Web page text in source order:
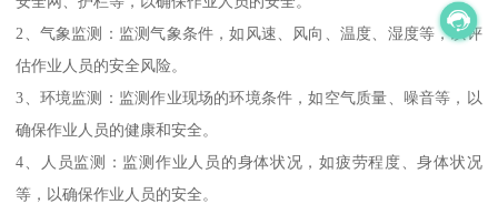
2、气象监测：监测气象条件，如风速、风向、温度、湿度等，以评
估作业人员的安全风险。
3、环境监测：监测作业现场的环境条件，如空气质量、噪音等，以
确保作业人员的健康和安全。
4、人员监测：监测作业人员的身体状况，如疲劳程度、身体状况
等，以确保作业人员的安全。